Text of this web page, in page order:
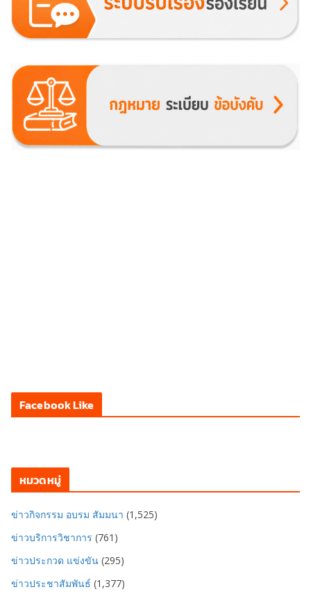
Facebook Like
หมวดหมู่
ข่าวกิจกรรม อบรม สัมมนา (1,525)
ข่าวบริการวิชาการ (761)
ข่าวประกวด แข่งขัน (295)
ข่าวประชาสัมพันธ์ (1,377)